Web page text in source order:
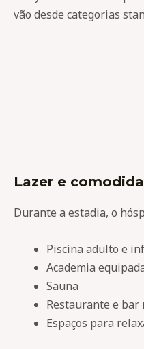
vão desde categorias
Lazer e
Durante a estadia, o
Piscina adulto e
Academia
Sauna
Restaurante e bar
Espaços para